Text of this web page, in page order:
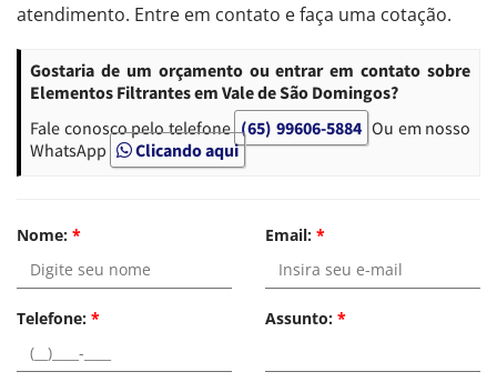
atendimento. Entre em contato e faça uma cotação.
Gostaria de um orçamento ou entrar em contato sobre
Elementos Filtrantes em Vale de São Domingos?
Fale conosco pelo telefone (65) 99606-5884 Ou em nosso
WhatsApp
Clicando aqui
Nome: * Email: *
Telefone: * Assunto: *